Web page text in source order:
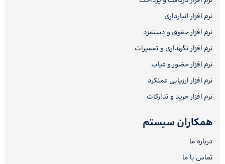
نرم افزار انبارداری
نرم افزار حقوق و دستمزد
نرم افزار نگهداری و تعمیرات
نرم افزار حضور و غیاب
نرم افزار ارزیابی عملکرد
نرم افزار خرید و تدارکات
همکاران سیستم
درباره ما
تماس با ما